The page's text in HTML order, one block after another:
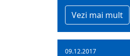
Vezi mai mult
09.12.2017